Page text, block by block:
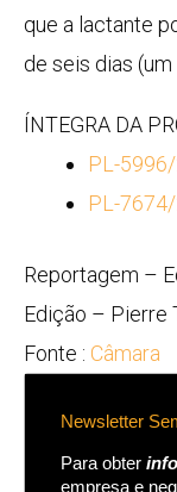
que a lactante
de seis dias (um
ÍNTEGRA DA
PL-
PL-
Reportagem –
Edição – Pierre
Fonte : Câmara
Newsletter
Para obter
empresa e